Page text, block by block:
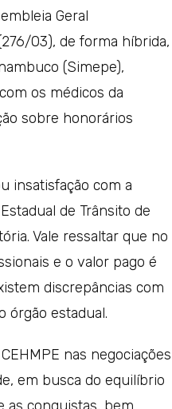
Geral
03), de forma híbrida,
(Simepe),
os médicos da
sobre honorários
insatisfação com a
de Trânsito de
Vale ressaltar que no
e o valor pago é
discrepâncias com
órgão estadual.
nas negociações
em busca do equilíbrio
as conquistas, bem